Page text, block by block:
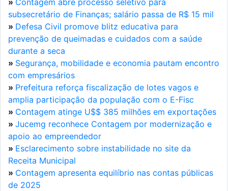
» Contagem abre processo seletivo para
subsecretário de Finanças; salário passa de R$ 15 mil
» Defesa Civil promove blitz educativa para
prevenção de queimadas e cuidados com a saúde
durante a seca
» Segurança, mobilidade e economia pautam encontro
com empresários
» Prefeitura reforça fiscalização de lotes vagos e
amplia participação da população com o E-Fisc
» Contagem atinge U$$ 385 milhões em exportações
» Jucemg reconhece Contagem por modernização e
apoio ao empreendedor
» Esclarecimento sobre instabilidade no site da
Receita Municipal
» Contagem apresenta equilíbrio nas contas públicas
de 2025